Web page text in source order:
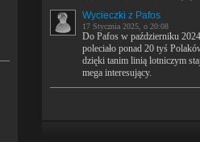
Wycieczki z Pafos
17 Stycznia 2025, o 20:08
Do Pafos w październiku 2024
poleciało ponad 20 tyś
dzięki tanim linią lotniczym
mega interesujący.